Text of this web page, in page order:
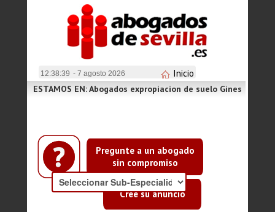
12:38:39 - 7 agosto 2026 Inicio
Pregunte a un abogado
sin compromiso
Cree su anuncio
ESTAMOS EN: Abogados expropiacion de suelo Gines